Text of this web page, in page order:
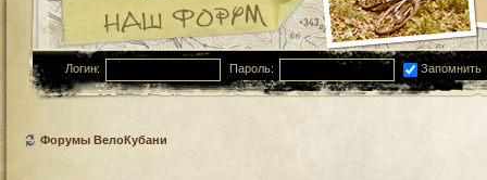
Логин: Пароль: Запомнить
Форумы ВелоКубани